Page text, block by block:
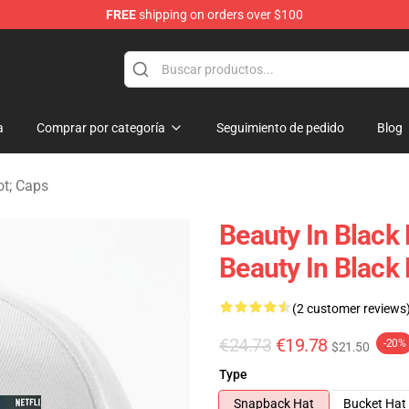
FREEshipping on orders over $100
Comprar por categoría Seguimiento de pedido Blog
Caps
Beauty In
Beauty In Black
(2 customer
€24.73 €19.78 $21.50 -20%
Type
Snapback Hat
Bucket Hat